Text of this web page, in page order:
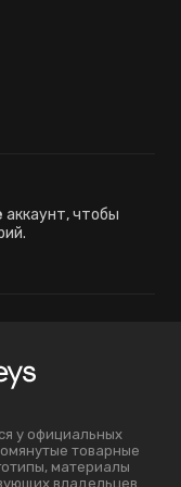
аккаунт, чтобы
у официальных
товарные
материалы
владельцев.